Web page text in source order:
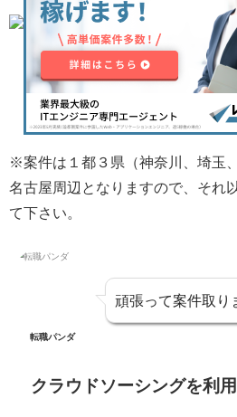
※案件は１都３県（神奈川、埼玉
名古屋周辺となりますので、それ
て下さい。
転職パンダ
頑張って案件取り
クラウドソーシングを利